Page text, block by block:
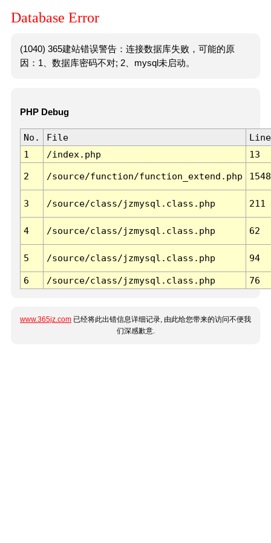
Database Error
(1040) 365建站错误警告：连接数据库失败，可能的原
因：1、数据库密码不对; 2、mysql未启动。
PHP Debug
No. File
Line
1
/index.php 13
2 /source/function/function_extend.php 1548
3 /source/class/jzmysql.class.php 211
4 /source/class/jzmysql.class.php 62
5 /source/class/jzmysql.class.php 94
6 /source/class/jzmysql.class.php 76
www.365jz.com 已经将此出错信息详细记录, 由此给您带来的访问不便我
们深感歉意.